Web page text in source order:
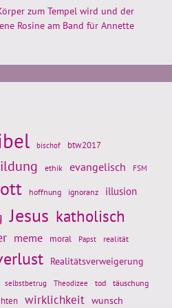
zum Tempel wird und der
Rosine am Band für Annette
bischof btw2017
ethik evangelisch FSM
hoffnung ignoranz illusion
Jesus katholisch
meme moral Papst realität
Realitätsverweigerung
selbstbetrug Theodizee tod täuschung
wirklichkeit wunsch